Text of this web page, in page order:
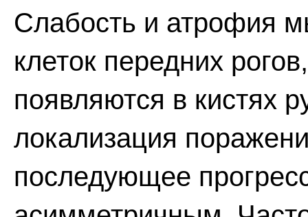
Слабость и атрофия
клеток передних
появляются в кистях
локализация
последующее